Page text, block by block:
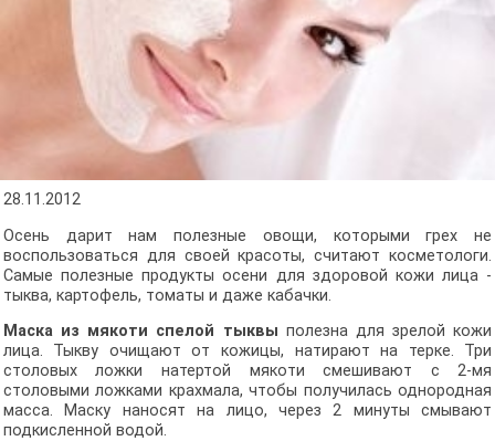
28.11.2012
Осень дарит нам полезные овощи, которыми грех не
воспользоваться для своей красоты, считают косметологи.
Самые полезные продукты осени для здоровой кожи лица -
тыква, картофель, томаты и даже кабачки.
Маска из мякоти спелой тыквы полезна для зрелой кожи
лица. Тыкву очищают от кожицы, натирают на терке. Три
столовых ложки натертой мякоти смешивают с 2-мя
столовыми ложками крахмала, чтобы получилась однородная
масса. Маску наносят на лицо, через 2 минуты смывают
подкисленной водой.